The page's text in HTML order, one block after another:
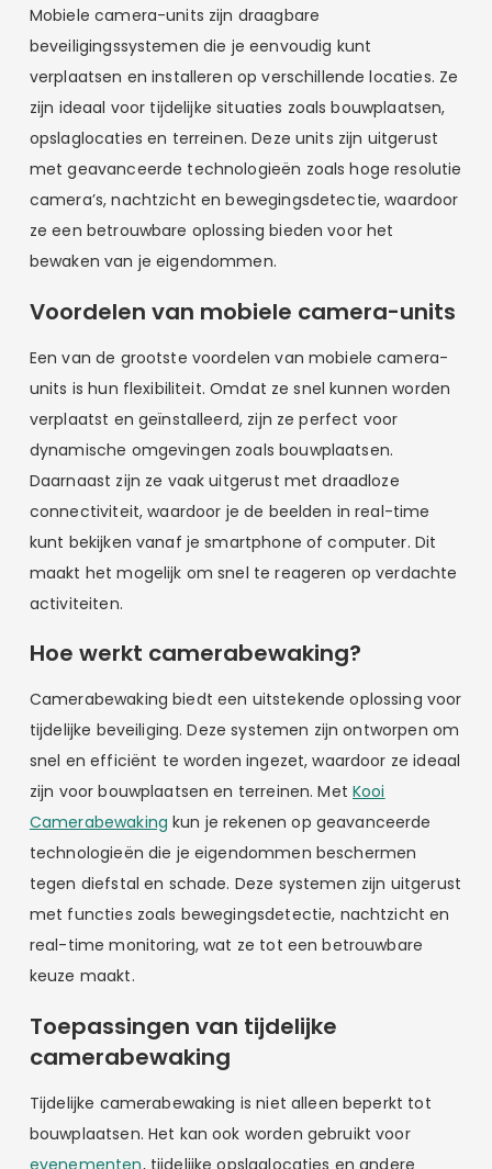
Mobiele camera-units zijn draagbare
beveiligingssystemen die je eenvoudig kunt
verplaatsen en installeren op verschillende locaties. Ze
zijn ideaal voor tijdelijke situaties zoals bouwplaatsen,
opslaglocaties en terreinen. Deze units zijn uitgerust
met geavanceerde technologieën zoals hoge resolutie
camera’s, nachtzicht en bewegingsdetectie, waardoor
ze een betrouwbare oplossing bieden voor het
bewaken van je eigendommen.
Voordelen van mobiele camera-units
Een van de grootste voordelen van mobiele camera-
units is hun flexibiliteit. Omdat ze snel kunnen worden
verplaatst en geïnstalleerd, zijn ze perfect voor
dynamische omgevingen zoals bouwplaatsen.
Daarnaast zijn ze vaak uitgerust met draadloze
connectiviteit, waardoor je de beelden in real-time
kunt bekijken vanaf je smartphone of computer. Dit
maakt het mogelijk om snel te reageren op verdachte
activiteiten.
Hoe werkt camerabewaking?
Camerabewaking biedt een uitstekende oplossing voor
tijdelijke beveiliging. Deze systemen zijn ontworpen om
snel en efficiënt te worden ingezet, waardoor ze ideaal
zijn voor bouwplaatsen en terreinen. MetKooi
Camerabewaking kun je rekenen op geavanceerde
technologieën die je eigendommen beschermen
tegen diefstal en schade. Deze systemen zijn uitgerust
met functies zoals bewegingsdetectie, nachtzicht en
real-time monitoring, wat ze tot een betrouwbare
keuze maakt.
Toepassingen van tijdelijke
camerabewaking
Tijdelijke camerabewaking is niet alleen beperkt tot
bouwplaatsen. Het kan ook worden gebruikt voor
evenementen, tijdelijke opslaglocaties en andere